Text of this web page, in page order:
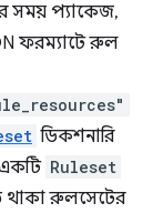
সময় প্যাকেজ,
ফরম্যাটে রুল
ডিকশনারি
একটি Ruleset
থাকা রুলসেটের